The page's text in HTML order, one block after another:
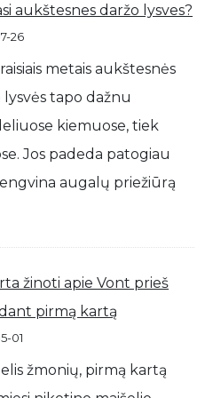
aukštesnes daržo lysves?
26
metais aukštesnės
lysvės tapo dažnu
kiemuose, tiek
Jos padeda patogiau
augalų priežiūrą
žinoti apie Vont prieš
pirmą kartą
01
žmonių, pirmą kartą